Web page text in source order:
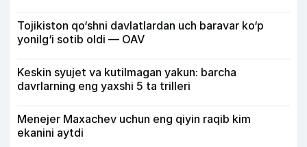
Tojikiston qo‘shni davlatlardan uch baravar ko‘p
yonilg‘i sotib oldi — OAV
Keskin syujet va kutilmagan yakun: barcha
davrlarning eng yaxshi 5 ta trilleri
Menejer Maxachev uchun eng qiyin raqib kim
ekanini aytdi